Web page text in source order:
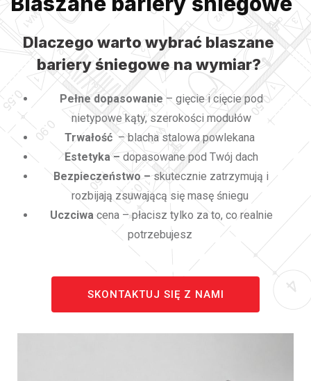
Dlaczego warto wybrać blaszane
bariery śniegowe na wymiar?
Pełne dopasowanie – gięcie i cięcie pod
nietypowe kąty, szerokości modułów
Trwałość– blacha stalowa powlekana
Estetyka – dopasowane pod Twój dach
Bezpieczeństwo –skutecznie zatrzymują i
rozbijają zsuwającą się masę śniegu
Uczciwacena – płacisz tylko za to, co realnie
potrzebujesz
SKONTAKTUJ SIĘ Z NAMI